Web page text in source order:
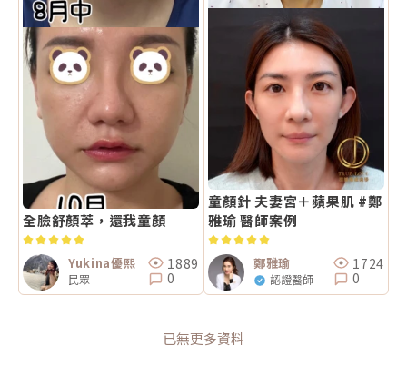
全臉舒顏萃，還我童顏
Yukina優熙
民眾
1889
0
童顏針 夫妻宮＋蘋果肌 #鄭
雅瑜 醫師案例
鄭雅瑜
認證醫師
1724
0
已無更多資料